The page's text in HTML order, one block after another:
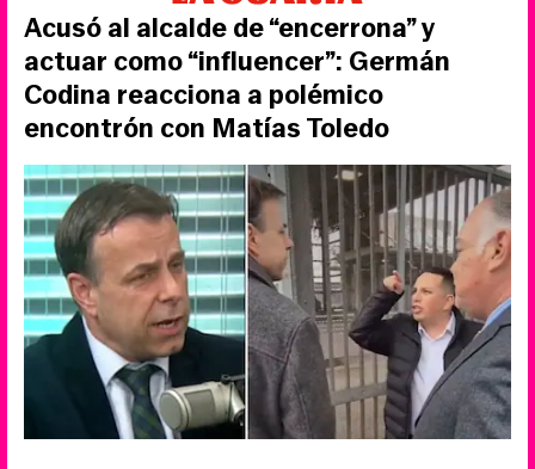
Acusó al alcalde de “encerrona” y
actuar como “influencer”: Germán
Codina reacciona a polémico
encontrón con Matías Toledo